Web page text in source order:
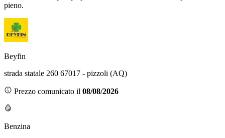
pieno.
Beyfin
strada statale 260 67017 - pizzoli (AQ)
Prezzo comunicato il 08/08/2026
Benzina